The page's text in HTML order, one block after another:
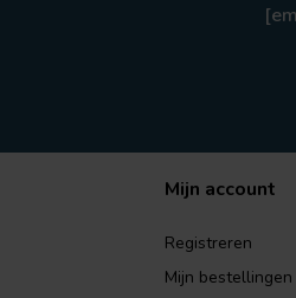
Mijn account
Registreren
Mijn bestellingen